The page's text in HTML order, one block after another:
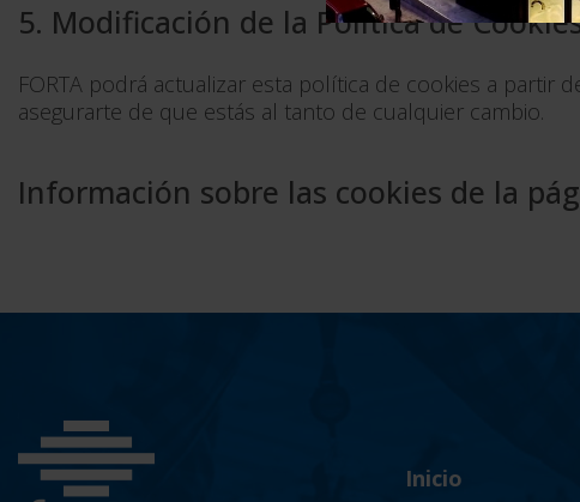
5. Modificación de la Política de
FORTA podrá actualizar esta política de cookies a partir
asegurarte de que estás al tanto de cualquier cambio.
Información sobre las cookies de la
Inicio